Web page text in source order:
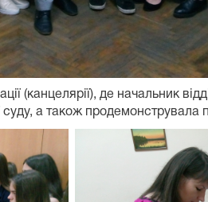
(канцелярії), де начальник
а також продемонструвала